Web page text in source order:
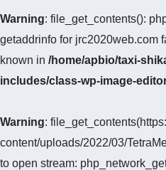
Warning: file_get_contents():
getaddrinfo for jrc2020web.com
known in /home/apbio/taxi-
includes/class-wp-image-
Warning:
content/uploads/2022/03/
to open stream: